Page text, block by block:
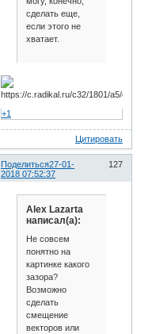
сделать еще,
если этого не
хватает.
+1
Цитировать
Поделиться 127
27-01-
2018 07:52:37
Alex Lazarta
написал(а):
Не совсем
понятно на
картинке какого
зазора?
Возможно
сделать
смещение
векторов или